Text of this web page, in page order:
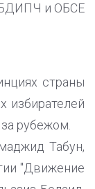
БДИПЧ и ОБСЕ
страны
избирателей
рубежом.
Табун,
"Движение